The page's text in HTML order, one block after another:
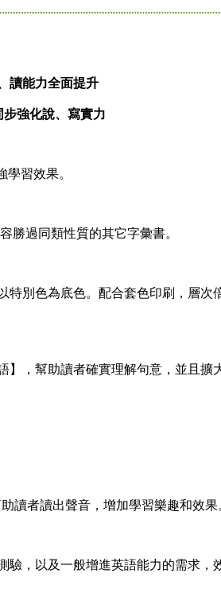
讀能力全面提升
強化說、寫實力
習效果。
過同類性質的其它字彙書。
別色為底色。配合套色印刷，層次
，幫助讀者確實理解句意，並且擴
者讀出聲音，增加學習樂趣和效果
，以及一般增進英語能力的需求，